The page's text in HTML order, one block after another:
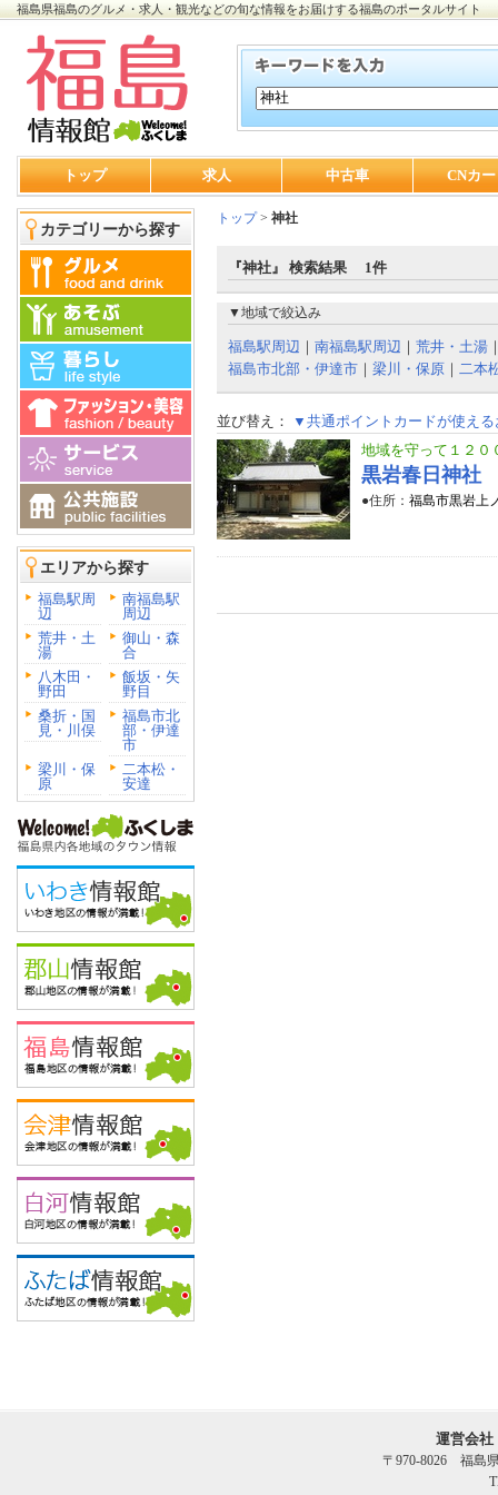
福島県福島のグルメ・求人・観光などの旬な情報をお届けする福島のポータルサイト
トップ 求人 中古車 CNカ
カテゴリーから探す
エリアから探す
福島駅周
辺
南福島駅
周辺
荒井・土
湯
御山・森
合
八木田・
野田
飯坂・矢
野目
桑折・国
見・川俣
福島市北
部・伊達
市
梁川・保
原
二本松・
安達
トップ> 神社
『神社』 検索結果 1件
▼地域で絞込み
福島駅周辺 ｜ 南福島駅周辺 ｜ 荒井・土湯
福島市北部・伊達市 ｜ 梁川・保原 ｜ 二本
並び替え：
▼共通ポイントカードが使える
地域を守って１２０
黒岩春日神社
●住所： 福島市黒岩上
運営会
〒970-8026 福島